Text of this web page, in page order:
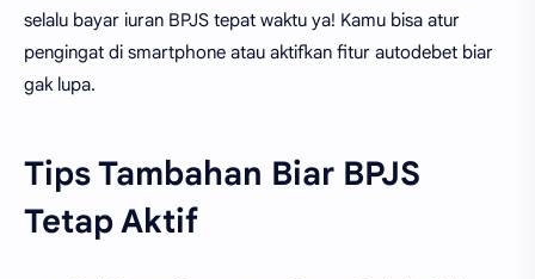
selalu bayar iuran BPJS tepat waktu ya! Kamu bisa atur
pengingat di smartphone atau aktifkan fitur autodebet biar
gak lupa.
Tips Tambahan Biar BPJS
Tetap Aktif